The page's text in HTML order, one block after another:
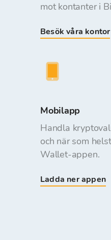
mot kontanter i
Besök våra kontor
Mobilapp
Handla
och när som
Wallet-appen.
Ladda ner appen